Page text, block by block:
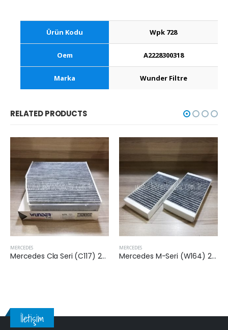
Ürün Kodu Wpk 728
Oem A2228300318
Marka Wunder Filtre
RELATED PRODUCTS
Mercedes Cla Seri (C117) 2013-2019 Arası Karbonlu Kabin Filtresi Mercedes M-Seri (W164) 2005-2011 Arası ML 350 4-matic Kabin Filtresi
İletişim